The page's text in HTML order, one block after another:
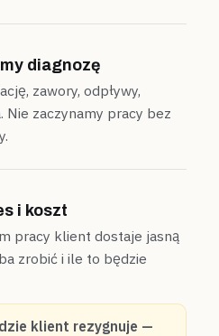
diagnozę
zawory, odpływy,
Nie zaczynamy pracy bez
i koszt
pracy klient dostaje jasną
zrobić i ile to będzie
klient rezygnuje —